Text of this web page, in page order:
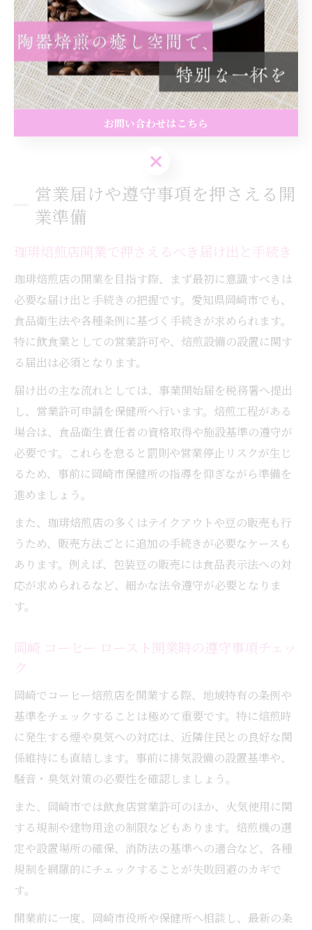
好を分析し、定期的に新しい商品やサービスを導入する
ことも重要です。
経営上の注意点として、在庫管理や品質維持は徹底しま
しょう。小ロットでの仕入れや、鮮度管理の徹底によっ
て、常に最高の状態で商品を提供することが、専門店と
しての信頼を高めます。
営業届けや遵守事項を押さえる開
業準備
珈琲焙煎店開業で押さえるべき届け出と手続き
珈琲焙煎店の開業を目指す際、まず最初に意識すべきは
必要な届け出と手続きの把握です。愛知県岡崎市でも、
食品衛生法や各種条例に基づく手続きが求められます。
特に飲食業としての営業許可や、焙煎設備の設置に関す
る届出は必須となります。
届け出の主な流れとしては、事業開始届を税務署へ提出
し、営業許可申請を保健所へ行います。焙煎工程がある
場合は、食品衛生責任者の資格取得や施設基準の遵守が
必要です。これらを怠ると罰則や営業停止リスクが生じ
るため、事前に岡崎市保健所の指導を仰ぎながら準備を
進めましょう。
また、珈琲焙煎店の多くはテイクアウトや豆の販売も行
うため、販売方法ごとに追加の手続きが必要なケースも
あります。例えば、包装豆の販売には食品表示法への対
応が求められるなど、細かな法令遵守が必要となりま
す。
岡崎 コーヒー ロースト開業時の遵守事項チェッ
ク
岡崎でコーヒー焙煎店を開業する際、地域特有の条例や
基準をチェックすることは極めて重要です。特に焙煎時
に発生する煙や臭気への対応は、近隣住民との良好な関
係維持にも直結します。事前に排気設備の設置基準や、
騒音・臭気対策の必要性を確認しましょう。
また、岡崎市では飲食店営業許可のほか、火気使用に関
する規制や建物用途の制限などもあります。焙煎機の選
定や設置場所の確保、消防法の基準への適合など、各種
規制を網羅的にチェックすることが失敗回避のカギで
す。
開業前に一度、岡崎市役所や保健所へ相談し、最新の条
お問い合わせはこちら
お問い合わせはこちら